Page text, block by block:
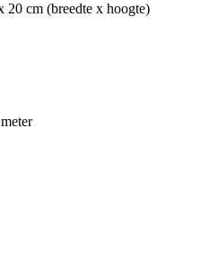
20 cm (breedte x hoogte)